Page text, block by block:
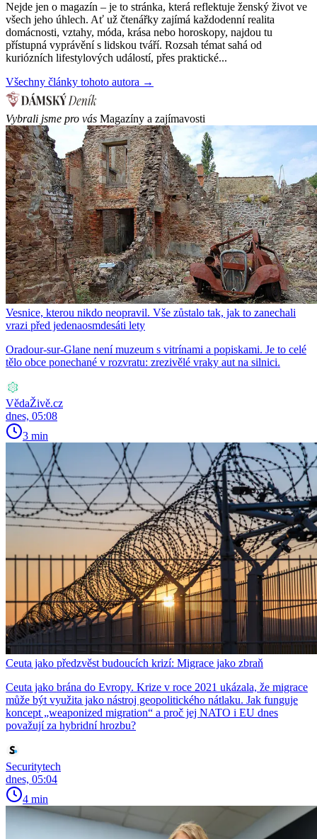
Nejde jen o magazín – je to stránka, která reflektuje ženský život ve
všech jeho úhlech. Ať už čtenářky zajímá každodenní realita
domácnosti, vztahy, móda, krása nebo horoskopy, najdou tu
přístupná vyprávění s lidskou tváří. Rozsah témat sahá od
kuriózních lifestylových událostí, přes praktické...
Všechny články tohoto autora →
Vybrali jsme pro vás Magazíny a zajímavosti
Vesnice, kterou nikdo neopravil. Vše zůstalo tak, jak to zanechali
vrazi před jedenaosmdesáti lety
Oradour-sur-Glane není muzeum s vitrínami a popiskami. Je to celé
tělo obce ponechané v rozvratu: zrezivělé vraky aut na silnici.
VědaŽivě.cz
dnes, 05:08
3 min
Ceuta jako předzvěst budoucích krizí: Migrace jako zbraň
Ceuta jako brána do Evropy. Krize v roce 2021 ukázala, že migrace
může být využita jako nástroj geopolitického nátlaku. Jak funguje
koncept „weaponized migration“ a proč jej NATO i EU dnes
považují za hybridní hrozbu?
Securitytech
dnes, 05:04
4 min